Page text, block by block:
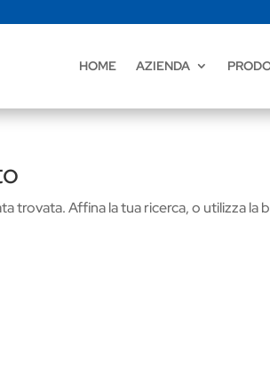
HOME AZIENDA
trovata. Affina la tua ricerca, o utilizza